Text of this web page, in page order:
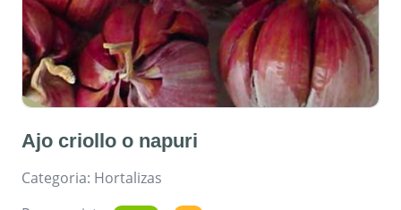
Ajo criollo o napuri
Categoria: Hortalizas